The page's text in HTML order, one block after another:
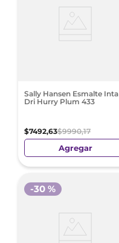
Sally Hansen Esmalte Inta
Dri Hurry Plum 433
$7492,63$9990,17
Agregar
-30 %